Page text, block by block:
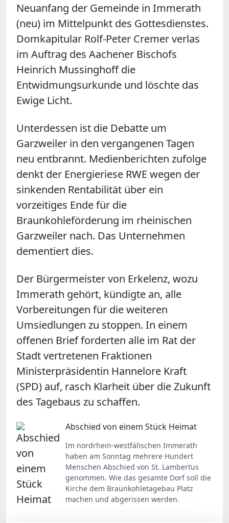
Neuanfang der Gemeinde in Immerath
(neu) im Mittelpunkt des Gottesdienstes.
Domkapitular Rolf-Peter Cremer verlas
im Auftrag des Aachener Bischofs
Heinrich Mussinghoff die
Entwidmungsurkunde und löschte das
Ewige Licht.
Unterdessen ist die Debatte um
Garzweiler in den vergangenen Tagen
neu entbrannt. Medienberichten zufolge
denkt der Energieriese RWE wegen der
sinkenden Rentabilität über ein
vorzeitiges Ende für die
Braunkohleförderung im rheinischen
Garzweiler nach. Das Unternehmen
dementiert dies.
Der Bürgermeister von Erkelenz, wozu
Immerath gehört, kündigte an, alle
Vorbereitungen für die weiteren
Umsiedlungen zu stoppen. In einem
offenen Brief forderten alle im Rat der
Stadt vertretenen Fraktionen
Ministerpräsidentin Hannelore Kraft
(SPD) auf, rasch Klarheit über die Zukunft
des Tagebaus zu schaffen.
Abschied von einem Stück Heimat
Im nordrhein-westfälischen Immerath
haben am Sonntag mehrere Hundert
Menschen Abschied von St. Lambertus
genommen. Wie das gesamte Dorf soll die
Kirche dem Braunkohletagebau Platz
machen und abgerissen werden.